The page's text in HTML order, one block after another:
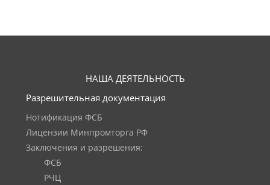
НАША ДЕЯТЕЛЬНОСТЬ
Разрешительная документация
Нотификация ФСБ
Лицензии Минпромторга РФ
Заключения и разрешения:
ФСБ
РЧЦ